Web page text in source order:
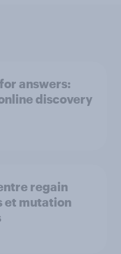
answers:
discovery
regain
et mutation